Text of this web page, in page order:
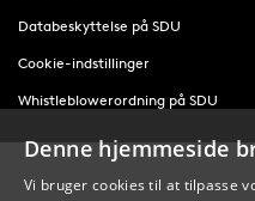
Databeskyttelse på SDU
Cookie-indstillinger
Whistleblowerordning på SDU
Denne hjemmeside
Vi bruger cookies til at tilpasse